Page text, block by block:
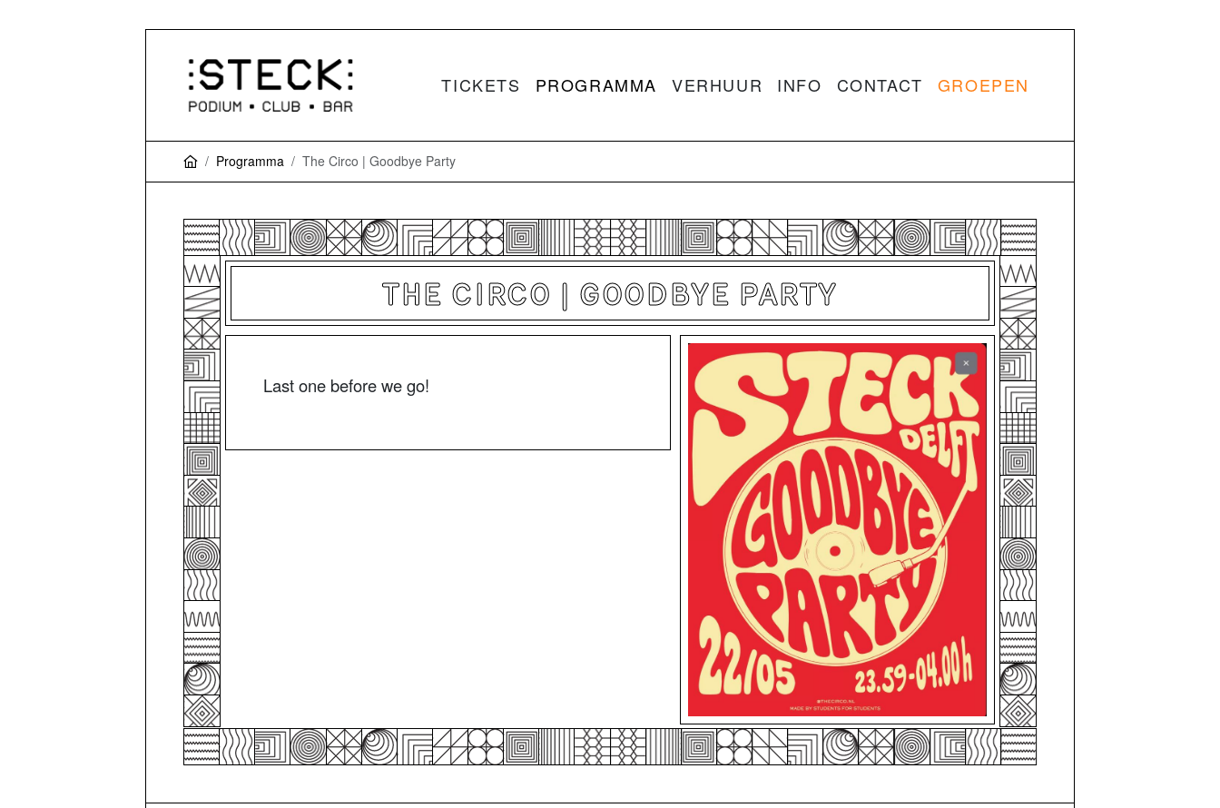
TICKETS PROGRAMMA VERHUUR INFO CONTACT GROEPEN
Programma The Circo | Goodbye Party
THE CIRCO | GOODBYE PARTY
Last one before we go!